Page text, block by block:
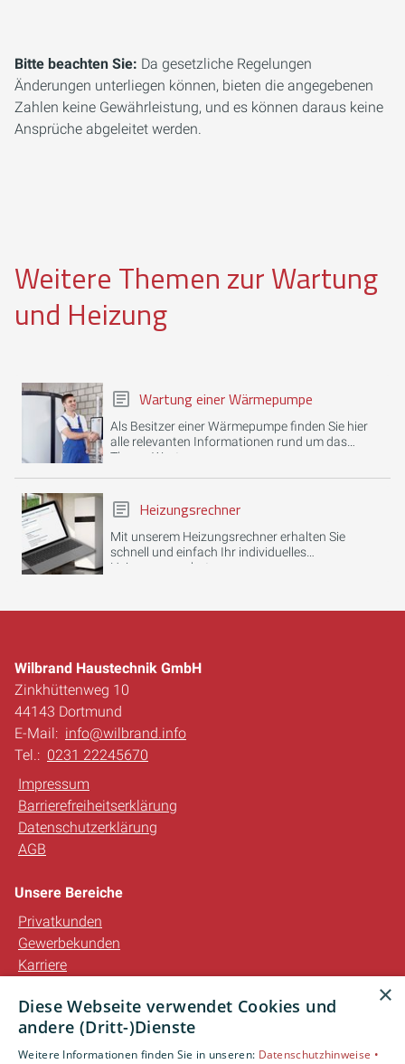
Bitte beachten Sie: Da gesetzliche Regelungen
Änderungen unterliegen können, bieten die angegebenen
Zahlen keine Gewährleistung, und es können daraus keine
Ansprüche abgeleitet werden.
Weitere Themen zur Wartung
und Heizung
Wartung einer Wärmepumpe
Als Besitzer einer Wärmepumpe finden Sie hier
alle relevanten Informationen rund um das
Thema Wartung.
Heizungsrechner
Mit unserem Heizungsrechner erhalten Sie
schnell und einfach Ihr individuelles
Heizungsangebot.
Wilbrand Haustechnik GmbH
Zinkhüttenweg 10
44143 Dortmund
E-Mail: info@wilbrand.info
Tel.: 0231 22245670
Impressum
Barrierefreiheitserklärung
Datenschutzerklärung
AGB
Unsere Bereiche
Privatkunden
Gewerbekunden
Karriere
Kontakt
×
Diese Webseite verwendet Cookies und
andere (Dritt-)Dienste
Weitere Informationen finden Sie in unseren: Datenschutzhinweise •